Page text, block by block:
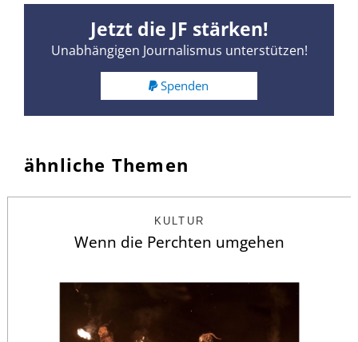
Jetzt die JF stärken!
Unabhängigen Journalismus unterstützen!
Spenden
ähnliche Themen
KULTUR
Wenn die Perchten umgehen